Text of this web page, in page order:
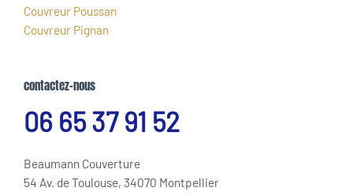
Couvreur Poussan
Couvreur Pignan
contactez-nous
06 65 37 91 52
Beaumann Couverture
54 Av. de Toulouse, 34070 Montpellier